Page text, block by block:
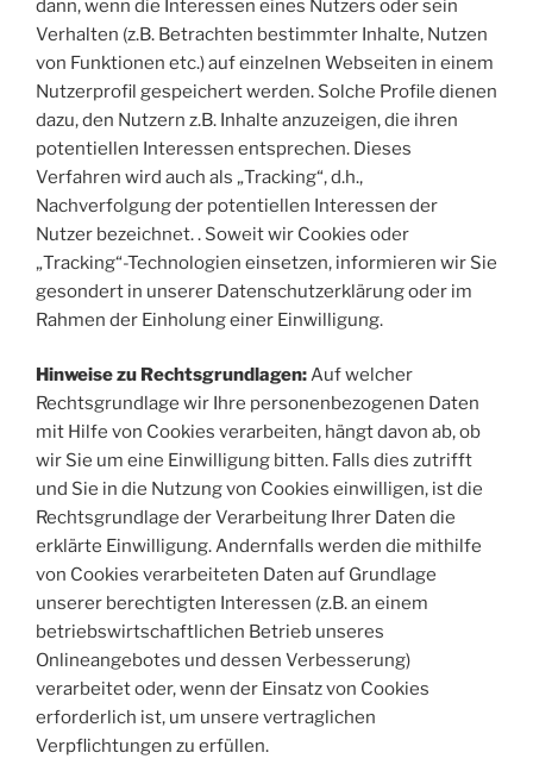
dann, wenn die Interessen eines Nutzers oder sein
Verhalten (z.B. Betrachten bestimmter Inhalte, Nutzen
von Funktionen etc.) auf einzelnen Webseiten in einem
Nutzerprofil gespeichert werden. Solche Profile dienen
dazu, den Nutzern z.B. Inhalte anzuzeigen, die ihren
potentiellen Interessen entsprechen. Dieses
Verfahren wird auch als „Tracking“, d.h.,
Nachverfolgung der potentiellen Interessen der
Nutzer bezeichnet. . Soweit wir Cookies oder
„Tracking“-Technologien einsetzen, informieren wir Sie
gesondert in unserer Datenschutzerklärung oder im
Rahmen der Einholung einer Einwilligung.
Hinweise zu Rechtsgrundlagen:Auf welcher
Rechtsgrundlage wir Ihre personenbezogenen Daten
mit Hilfe von Cookies verarbeiten, hängt davon ab, ob
wir Sie um eine Einwilligung bitten. Falls dies zutrifft
und Sie in die Nutzung von Cookies einwilligen, ist die
Rechtsgrundlage der Verarbeitung Ihrer Daten die
erklärte Einwilligung. Andernfalls werden die mithilfe
von Cookies verarbeiteten Daten auf Grundlage
unserer berechtigten Interessen (z.B. an einem
betriebswirtschaftlichen Betrieb unseres
Onlineangebotes und dessen Verbesserung)
verarbeitet oder, wenn der Einsatz von Cookies
erforderlich ist, um unsere vertraglichen
Verpflichtungen zu erfüllen.